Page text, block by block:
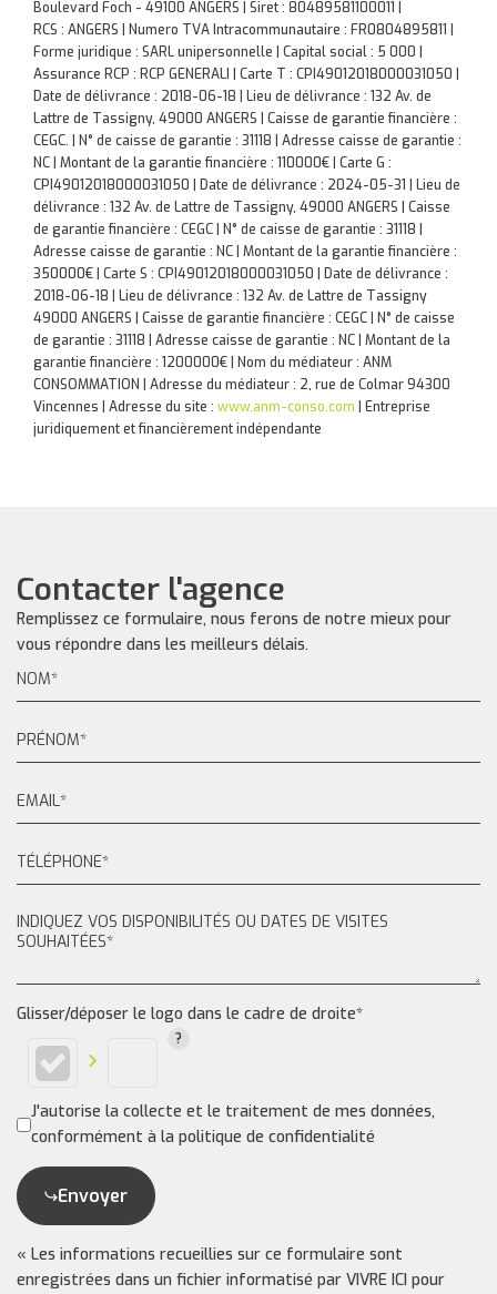
Boulevard Foch - 49100 ANGERS | Siret : 80489581100011 |
RCS : ANGERS | Numero TVA Intracommunautaire : FR0804895811 |
Forme juridique : SARL unipersonnelle | Capital social : 5 000 |
Assurance RCP : RCP GENERALI | Carte T : CPI49012018000031050 |
Date de délivrance : 2018-06-18 | Lieu de délivrance : 132 Av. de
Lattre de Tassigny, 49000 ANGERS | Caisse de garantie financière :
CEGC. | N° de caisse de garantie : 31118 | Adresse caisse de garantie :
NC | Montant de la garantie financière : 110000€ | Carte G :
CPI49012018000031050 | Date de délivrance : 2024-05-31 | Lieu de
délivrance : 132 Av. de Lattre de Tassigny, 49000 ANGERS | Caisse
de garantie financière : CEGC | N° de caisse de garantie : 31118 |
Adresse caisse de garantie : NC | Montant de la garantie financière :
350000€ | Carte S : CPI49012018000031050 | Date de délivrance :
2018-06-18 | Lieu de délivrance : 132 Av. de Lattre de Tassigny
49000 ANGERS | Caisse de garantie financière : CEGC | N° de caisse
de garantie : 31118 | Adresse caisse de garantie : NC | Montant de la
garantie financière : 1200000€ | Nom du médiateur : ANM
CONSOMMATION | Adresse du médiateur : 2, rue de Colmar 94300
Vincennes | Adresse du site : www.anm-conso.com
Entreprise
juridiquement et financièrement indépendante
Contacter l'agence
Remplissez ce formulaire, nous ferons de notre mieux pour
vous répondre dans les meilleurs délais.
Glisser/déposer le logo dans le cadre de droite*
J'autorise la collecte et le traitement de mes données,
conformément à la politique de confidentialité
Envoyer
« Les informations recueillies sur ce formulaire sont
enregistrées dans un fichier informatisé par VIVRE ICI pour